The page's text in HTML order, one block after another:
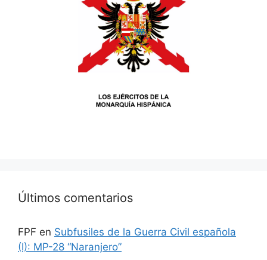
Últimos comentarios
FPF en Subfusiles de la Guerra Civil española
(I): MP-28 “Naranjero”